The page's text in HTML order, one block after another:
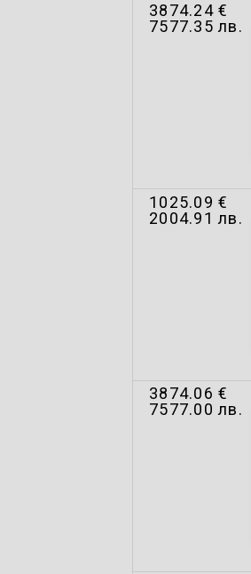
3874.24 €
7577.35 лв.
1025.09 €
2004.91 лв.
3874.06 €
7577.00 лв.